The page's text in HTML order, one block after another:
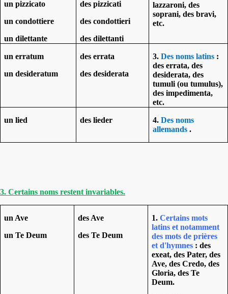
un pizzicato
un condottiere
un dilettante
des pizzicati
des condottieri
des dilettanti
lazzaroni, des
soprani, des bravi,
etc.
un erratum
un desideratum
des errata
des desiderata
3.Des noms latins :
des errata, des
desiderata, des
tumuli (ou tumulus),
des impedimenta,
etc.
un lied des lieder 4.Des noms
allemands.
3. Certains noms restent invariables.
un Ave
un Te Deum
des Ave
des Te Deum
1.Certains mots
latins et notamment
des mots de prières
et d'hymnes : des
exeat, des Pater, des
Ave, des Credo, des
Gloria, des Te
Deum.